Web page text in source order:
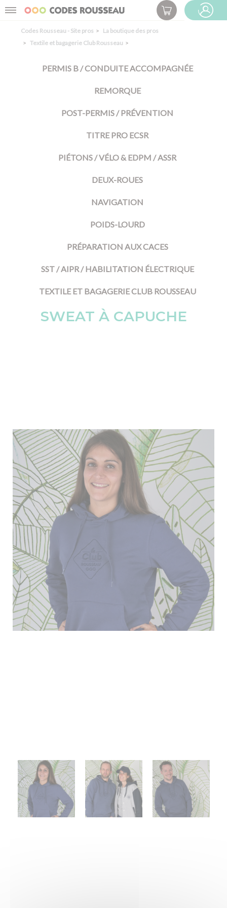
Menu
Codes Rousseau - Site pros
La boutique des pros
Textile et bagagerie Club Rousseau
PERMIS B / CONDUITE ACCOMPAGNÉE
REMORQUE
POST-PERMIS / PRÉVENTION
TITRE PRO ECSR
PIÉTONS / VÉLO & EDPM / ASSR
DEUX-ROUES
NAVIGATION
POIDS-LOURD
PRÉPARATION AUX CACES
SST / AIPR / HABILITATION ÉLECTRIQUE
TEXTILE ET BAGAGERIE CLUB ROUSSEAU
SWEAT À CAPUCHE
Panneau de gestion des cookies